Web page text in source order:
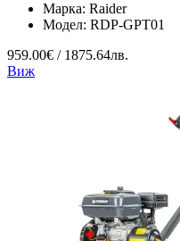
Марка: Raider
Модел: RDP-GPT01
959.00€ / 1875.64лв.
Виж